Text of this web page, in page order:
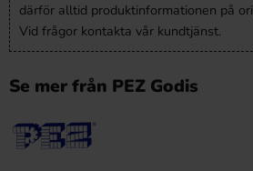
därför alltid produktinformationen på
Vid frågor kontakta vår kundtjänst.
Se mer från PEZ Godis